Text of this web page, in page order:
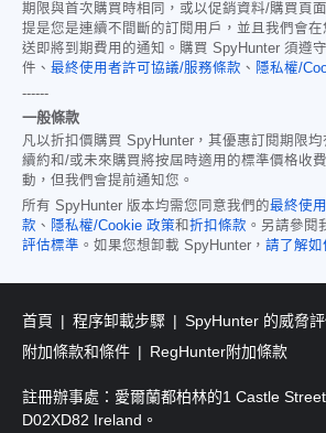
期限與首次購買時相同，或以促銷資料/購買頁
提是您是連續不間斷的訂閱用戶，並且我們會
送即將到期費用的通知。購買 SpyHunter 須遵
件、 最終使用者許可協議/服務條款 、 隱私權/
------
一般條款
凡以折扣價購買 SpyHunter，其優惠訂閱期限
續約和/或未來購買將按屆時適用的標準價格收
動，但我們會提前通知您。
所有 SpyHunter 版本均需您同意我們的最終使
款 、 隱私權/Cookie 政策和折扣條款 。另請參閱
評估標準 。如果您想卸載 SpyHunter， 請了解如
首頁 程序卸載步驟 SpyHunter 的威脅
附加條款和條件
RegHunter附加條款
註冊辦事處：愛爾蘭都柏林的1 Castle
D02XD82 Ireland。